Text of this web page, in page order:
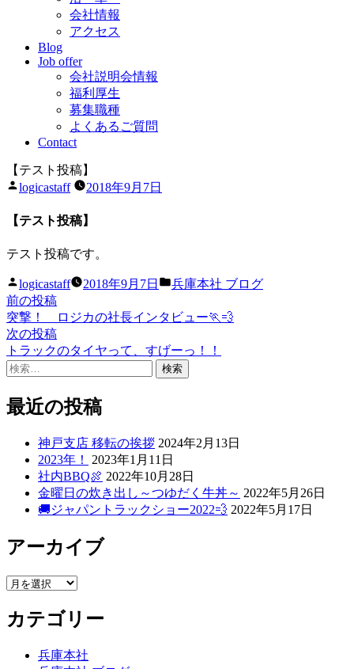
会社情報
アクセス
Blog
Job offer
会社説明会情報
福利厚生
募集職種
よくあるご質問
Contact
【テスト投稿】
投
者:
logicastaff 2018年9月7日
【テスト投稿】
テスト投稿です。
投
稿
者:
logicastaff 2018年9月7日
カ
ゴ
ー:
兵庫本社 ブログ
投
稿
ナ
ビ
ゲ
前の投稿前
の
投
稿:
突撃！ ロジカの社長インタビュー🏃💨
次の投稿次
の
トラックのタイヤって、すげーっ！！
検
最近の投稿
神戸支店 移転の挨拶 2024年2月13日
2023年！
2023年1月11日
社内BBQ🍖 2022年10月28日
金曜日の炊き出し～つゆだく牛丼～ 2022年5月26日
🚚ジャパントラックショー2022💨 2022年5月17日
アーカイブ
ア
カ
イ
カテゴリー
兵庫本社